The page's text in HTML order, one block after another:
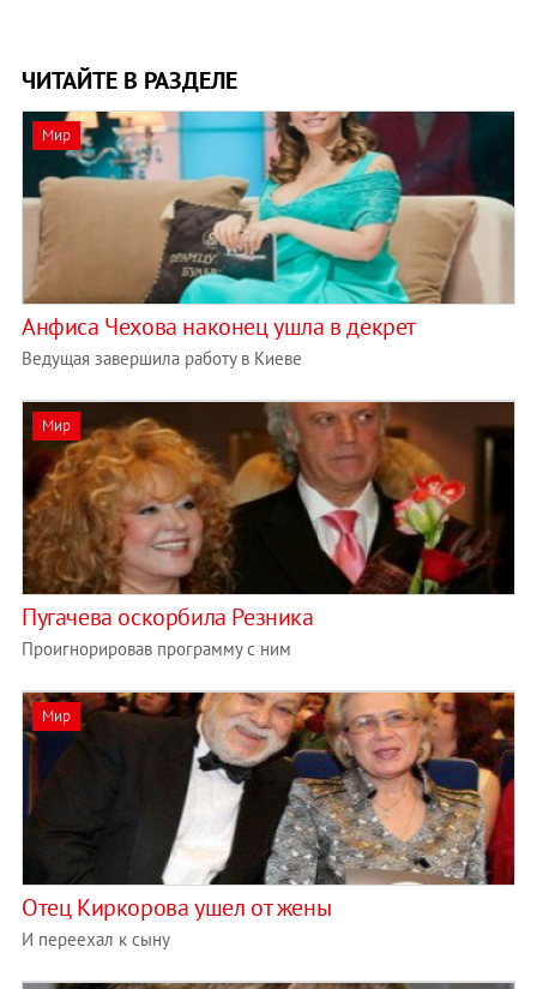
ЧИТАЙТЕ В РАЗДЕЛЕ
Мир
Анфиса Чехова наконец ушла в декрет
Ведущая завершила работу в Киеве
Мир
Пугачева оскорбила Резника
Проигнорировав программу с ним
Мир
Отец Киркорова ушел от жены
И переехал к сыну